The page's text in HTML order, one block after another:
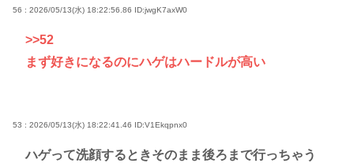
56 : 2026/05/13(水) 18:22:56.86 ID:jwgK7axW0
>>52
まず好きになるのにハゲはハードルが高い
53 : 2026/05/13(水) 18:22:41.46 ID:V1Ekqpnx0
ハゲって洗顔するときそのまま後ろまで行っちゃう